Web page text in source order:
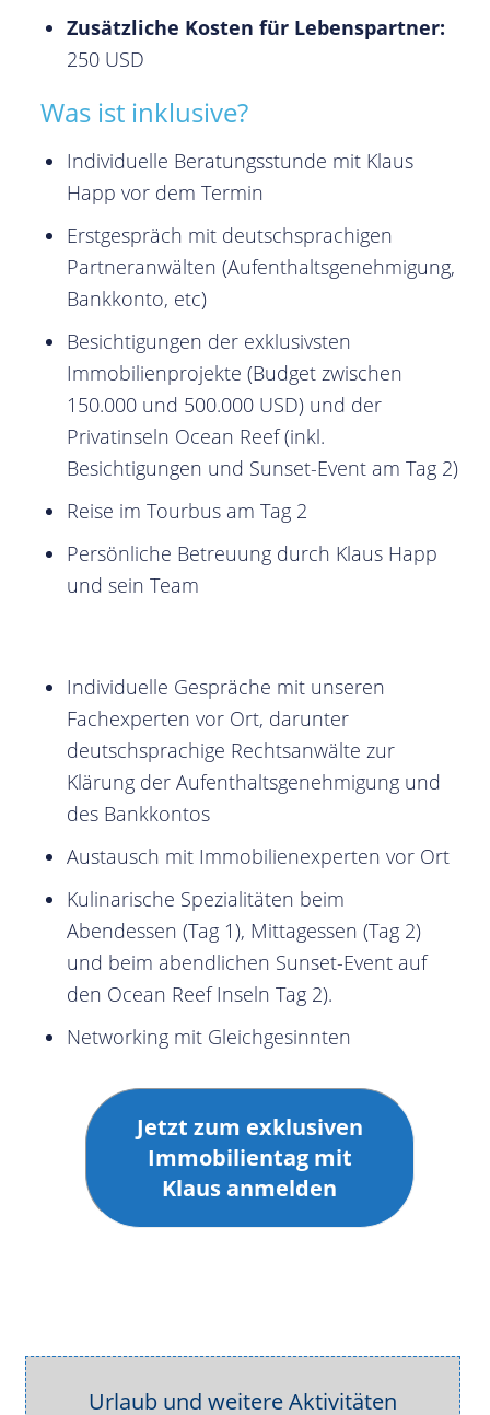
Zusätzliche Kosten für Lebenspartner:
250 USD
Was ist inklusive?
Individuelle Beratungsstunde mit Klaus
Happ vor dem Termin
Erstgespräch mit deutschsprachigen
Partneranwälten (Aufenthaltsgenehmigung,
Bankkonto, etc)
Besichtigungen der exklusivsten
Immobilienprojekte (Budget zwischen
150.000 und 500.000 USD) und der
Privatinseln Ocean Reef (inkl.
Besichtigungen und Sunset-Event am Tag 2)
Reise im Tourbus am Tag 2
Persönliche Betreuung durch Klaus Happ
und sein Team
Individuelle Gespräche mit unseren
Fachexperten vor Ort, darunter
deutschsprachige Rechtsanwälte zur
Klärung der Aufenthaltsgenehmigung und
des Bankkontos
Austausch mit Immobilienexperten vor Ort
Kulinarische Spezialitäten beim
Abendessen (Tag 1), Mittagessen (Tag 2)
und beim abendlichen Sunset-Event auf
den Ocean Reef Inseln Tag 2).
Networking mit Gleichgesinnten
Jetzt zum exklusiven
Immobilientag mit
Klaus anmelden
Urlaub und weitere Aktivitäten